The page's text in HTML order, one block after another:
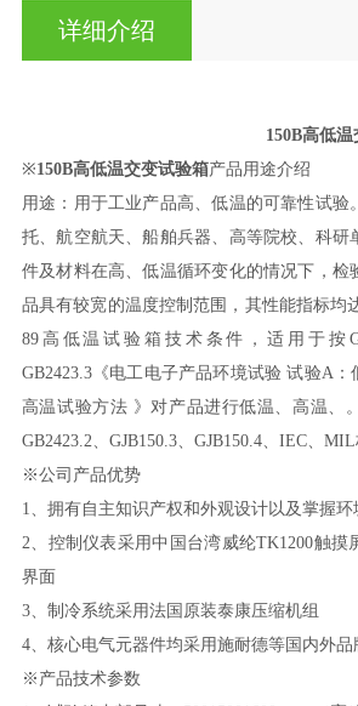
详细介绍
150B高低
※150B高低温交变试验箱产品用途介绍
用途：用于工业产品高、低温的可靠性试验
托、航空航天、船舶兵器、高等院校、科研
件及材料在高、低温循环变化的情况下，检
品具有较宽的温度控制范围，其性能指标均
89高低温试验箱技术条件，适用于按
GB2423.3《电工电子产品环境试验 试验A：
高温试验方法 》对产品进行低温、高温、。
GB2423.2、GJB150.3、GJB150.4、IEC、MIL
※公司产品优势
1、拥有自主知识产权和外观设计以及掌握
2、控制仪表采用中国台湾威纶TK1200触摸
界面
3、制冷系统采用法国原装泰康压缩机组
4、核心电气元器件均采用施耐德等国内外品
※产品技术参数